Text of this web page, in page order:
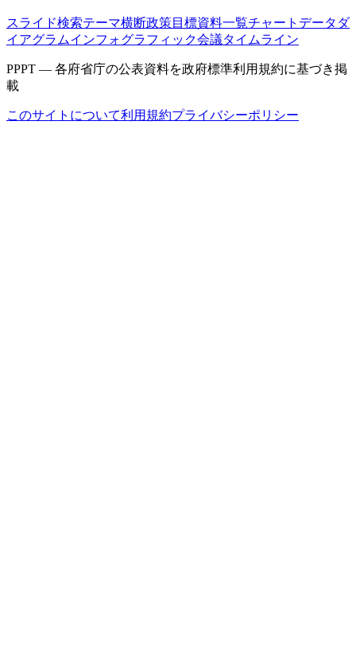
スライド検索テーマ横断政策目標資料一覧チャートデータ ダ
イアグラムインフォグラフィック会議タイムライン
PPPT — 各府省庁の公表資料を政府標準利用規約に基づき掲
載
このサイトについて利用規約プライバシーポリシー